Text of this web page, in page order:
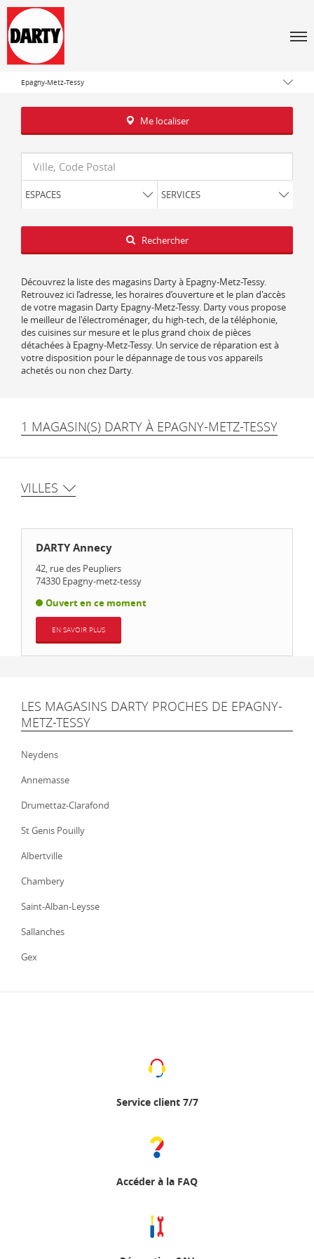
Tous les magasins Darty
Auvergne-Rhône-Alpes
Haute-Savoie
Epagny-Metz-Tessy
Me localiser
Requête
ESPACES SERVICES
Latitude
Longitude
Rechercher
Découvrez la liste des magasins Darty à Epagny-Metz-Tessy.
Retrouvez ici l’adresse, les horaires d’ouverture et le plan d'accès
de votre magasin Darty Epagny-Metz-Tessy. Darty vous propose
le meilleur de l'électroménager, du high-tech, de la téléphonie,
des cuisines sur mesure et le plus grand choix de pièces
détachées à Epagny-Metz-Tessy. Un service de réparation est à
votre disposition pour le dépannage de tous vos appareils
achetés ou non chez Darty.
1 MAGASIN(S) DARTY À EPAGNY-METZ-TESSY
VILLES
DARTY Annecy
42, rue des Peupliers
74330 Epagny-metz-tessy
Ouvert en ce moment
EN SAVOIR PLUS
LES MAGASINS DARTY PROCHES DE EPAGNY-
METZ-TESSY
Neydens
Annemasse
Drumettaz-Clarafond
St Genis Pouilly
Albertville
Chambery
Saint-Alban-Leysse
Sallanches
Gex
Service client 7/7
Accéder à la FAQ